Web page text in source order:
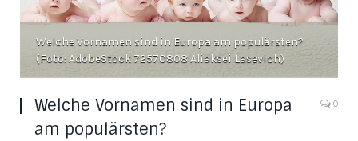
Welche Vornamen sind in Europa am populärsten?
(Foto: AdobeStock 72570808 Aliaksei Lasevich)
Welche Vornamen sind in Europa
am populärsten?
0